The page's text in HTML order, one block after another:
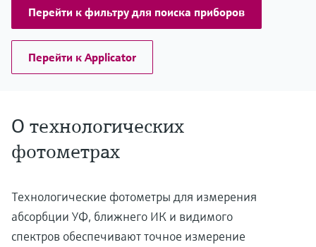
Перейти к фильтру для поиска приборов
Перейти к Applicator
О технологических
фотометрах
Технологические фотометры для измерения
абсорбции УФ, ближнего ИК и видимого
спектров обеспечивают точное измерение